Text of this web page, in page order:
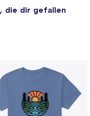
, die dir gefallen